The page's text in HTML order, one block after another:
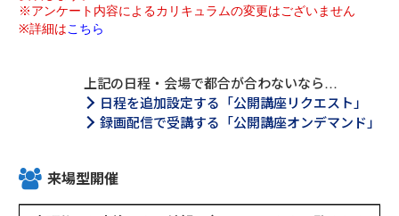
上記の日程・会場で都合が合わないなら…
日程を追加設定する「公開講座リクエスト」
録画配信で受講する「公開講座オンデマンド」
来場型開催